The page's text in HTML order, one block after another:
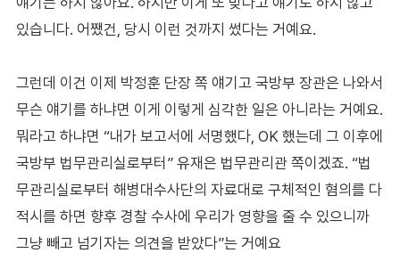
있습니다. 어쨌건, 당시 이런 것까지 썼다는 거예요.
그런데 이건 이제 박정훈 단장 쪽 얘기고 국방부 장관은 나와서
무슨 얘기를 하냐면 이게 이렇게 심각한 일은 아니라는 거예요.
뭐라고 하냐면 “내가 보고서에 서명했다, OK 했는데 그 이후에
국방부 법무관리실로부터” 유재은 법무관리관 쪽이겠죠. “법
무관리실로부터 해병대수사단의 자료대로 구체적인 혐의를 다
적시를 하면 향후 경찰 수사에 우리가 영향을 줄 수 있으니까
그냥 빼고 넘기자는 의견을 받았다”는 거예요